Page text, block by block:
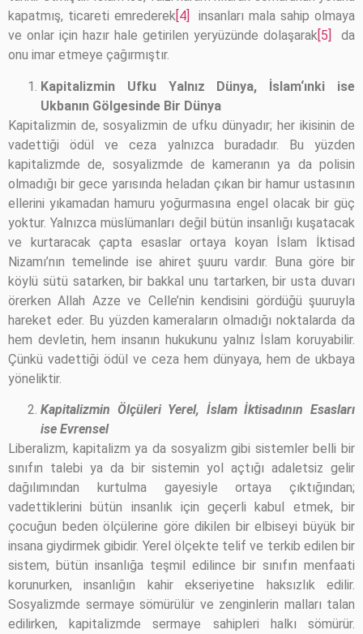
kapatmış, ticareti emrederek[4]
insanları mala sahip olmaya
ve onlar için hazır hale getirilen yeryüzünde dolaşarak [5]
da
onu imar etmeye çağırmıştır.
Kapitalizmin Ufku Yalnız Dünya, İslam‘ınki ise
Ukbanın Gölgesinde Bir Dünya
Kapitalizmin de, sosyalizmin de ufku dünyadır; her ikisinin de
vadettiği ödül ve ceza yalnızca buradadır. Bu yüzden
kapitalizmde de, sosyalizmde de kameranın ya da polisin
olmadığı bir gece yarısında heladan çıkan bir hamur ustasının
ellerini yıkamadan hamuru yoğurmasına engel olacak bir güç
yoktur. Yalnızca müslümanları değil bütün insanlığı kuşatacak
ve kurtaracak çapta esaslar ortaya koyan İslam İktisad
Nizamı’nın temelinde ise ahiret şuuru vardır. Buna göre bir
köylü sütü satarken, bir bakkal unu tartarken, bir usta duvarı
örerken Allah Azze ve Celle’nin kendisini gördüğü şuuruyla
hareket eder. Bu yüzden kameraların olmadığı noktalarda da
hem devletin, hem insanın hukukunu yalnız İslam koruyabilir.
Çünkü vadettiği ödül ve ceza hem dünyaya, hem de ukbaya
yöneliktir.
Kapitalizmin Ölçüleri Yerel, İslam İktisadının Esasları
ise Evrensel
Liberalizm, kapitalizm ya da sosyalizm gibi sistemler belli bir
sınıfın talebi ya da bir sistemin yol açtığı adaletsiz gelir
dağılımından kurtulma gayesiyle ortaya çıktığından;
vadettiklerini bütün insanlık için geçerli kabul etmek, bir
çocuğun beden ölçülerine göre dikilen bir elbiseyi büyük bir
insana giydirmek gibidir. Yerel ölçekte telif ve terkib edilen bir
sistem, bütün insanlığa teşmil edilince bir sınıfın menfaati
korunurken, insanlığın kahir ekseriyetine haksızlık edilir.
Sosyalizmde sermaye sömürülür ve zenginlerin malları talan
edilirken, kapitalizmde sermaye sahipleri halkı sömürür.